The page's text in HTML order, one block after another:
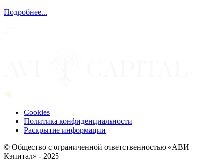
Подробнее...
Cookies
Политика конфиденциальности
Раскрытие информации
© Общество с ограниченной ответственностью «АВИ
Кэпитал» - 2025